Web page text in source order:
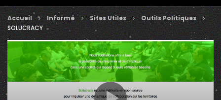
Accueil Informé Sites Utiles
Outils Politiques
SOLUCRACY